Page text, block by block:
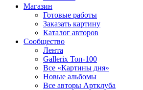
Магазин
Готовые работы
Заказать картину
Каталог авторов
Сообщество
Лента
Gallerix Топ-100
Все «Картины дня»
Новые альбомы
Все авторы Артклуба